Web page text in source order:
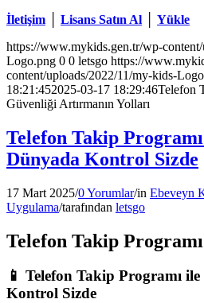
İletişim
Lisans Satın Al
Yükle
https://www.mykids.gen.tr/wp-
Logo.png 0 0 letsgo https://
content/uploads/2022/11/my-kids-
18:21:452025-03-17 18:29:46Telefon
Güvenliği Artırmanın Yolları
Telefon Takip
Dünyada Kontrol Sizde
17 Mart 2025/0 Yorumlar/in Ebeveyn
Uygulama/tarafından letsgo
Telefon Takip Programı
📱 Telefon Takip Programı
Kontrol Sizde